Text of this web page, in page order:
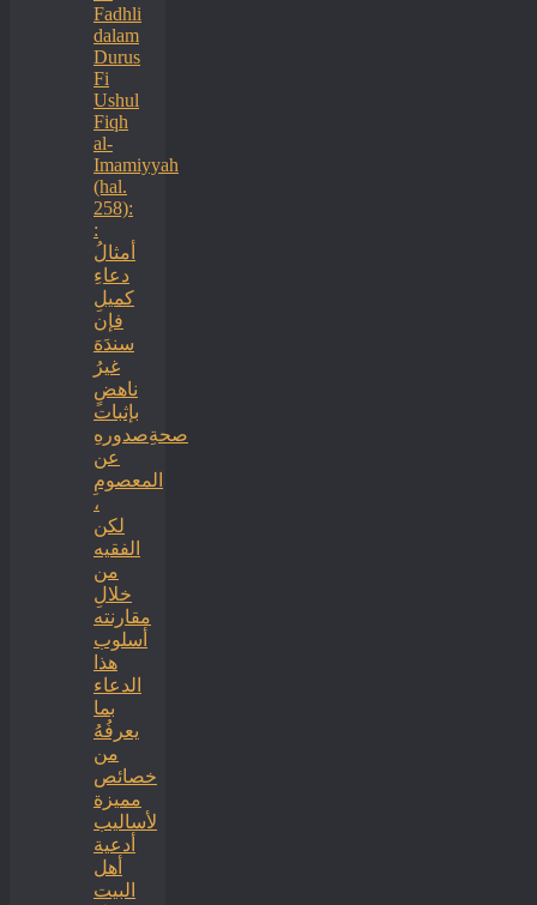
Fadhli
dalam
Durus
Fi
Ushul
Fiqh
al-
Imamiyyah
(hal.
258):
:
أمثالُ
دعاءِ
كميلِ
فإن
سندَهَ
غيرُ
ناهضٍ
بإثبات
صحةِصدورهِ
عن
المعصومِ
،
لكن
الفقيه
من
خلالِ
مقارنته
أسلوب
هذا
الدعاء
بما
يعرفُهُ
من
خصائص
مميزة
لأساليب
أدعية
أهل
البيت